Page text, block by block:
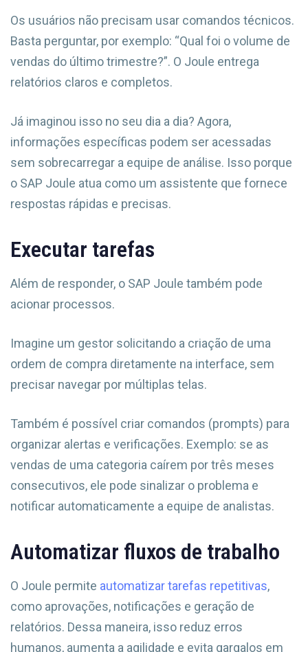
Os usuários não precisam usar comandos técnicos.
Basta perguntar, por exemplo: “Qual foi o volume de
vendas do último trimestre?”. O Joule entrega
relatórios claros e completos.
Já imaginou isso no seu dia a dia? Agora,
informações específicas podem ser acessadas
sem sobrecarregar a equipe de análise. Isso porque
o SAP Joule atua como um assistente que fornece
respostas rápidas e precisas.
Executar tarefas
Além de responder, o SAP Joule também pode
acionar processos.
Imagine um gestor solicitando a criação de uma
ordem de compra diretamente na interface, sem
precisar navegar por múltiplas telas.
Também é possível criar comandos (prompts) para
organizar alertas e verificações. Exemplo: se as
vendas de uma categoria caírem por três meses
consecutivos, ele pode sinalizar o problema e
notificar automaticamente a equipe de analistas.
Automatizar fluxos de trabalho
O Joule permite automatizar tarefas repetitivas,
como aprovações, notificações e geração de
relatórios. Dessa maneira, isso reduz erros
humanos, aumenta a agilidade e evita gargalos em